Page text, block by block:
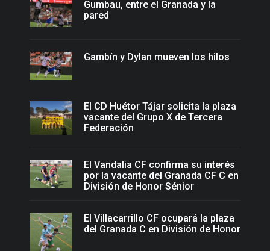
Gumbau, entre el Granada y la
pared
Gambín y Dylan mueven los hilos
El CD Huétor Tájar solicita la plaza
vacante del Grupo X de Tercera
Federación
El Vandalia CF confirma su interés
por la vacante del Granada CF C en
División de Honor Sénior
El Villacarrillo CF ocupará la plaza
del Granada C en División de Honor